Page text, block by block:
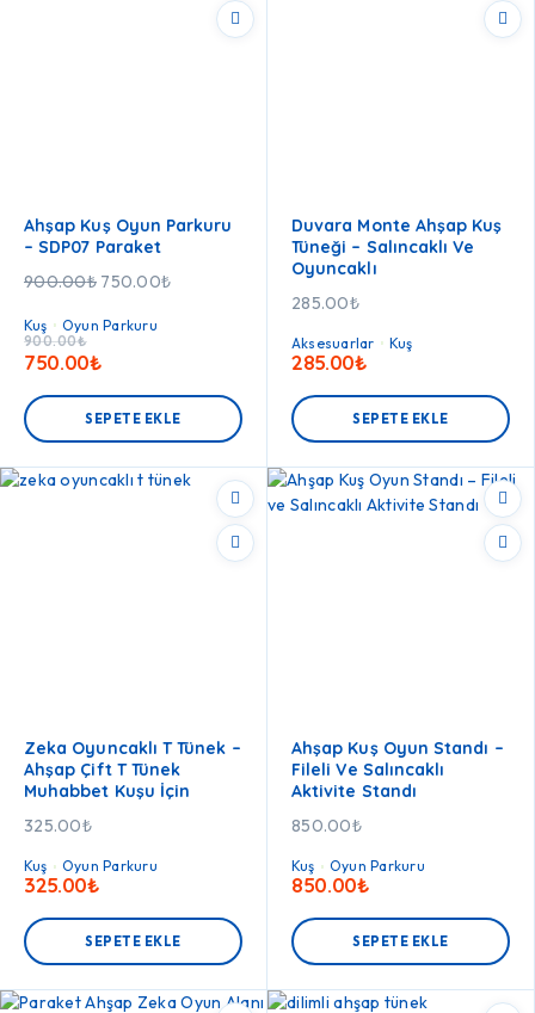
Ahşap Kuş Oyun Parkuru
– SDP07 Paraket
900.00₺ 750.00₺
Kuş
Oyun Parkuru
900.00₺
750.00₺
SEPETE EKLE
Duvara Monte Ahşap Kuş
Tüneği – Salıncaklı Ve
Oyuncaklı
285.00₺
Aksesuarlar Kuş
285.00₺
SEPETE EKLE
Zeka Oyuncaklı T Tünek –
Ahşap Çift T Tünek
Muhabbet Kuşu İçin
325.00₺
Kuş Oyun Parkuru
325.00₺
SEPETE EKLE
Ahşap Kuş Oyun Standı –
Fileli Ve Salıncaklı
Aktivite Standı
850.00₺
Kuş Oyun Parkuru
850.00₺
SEPETE EKLE